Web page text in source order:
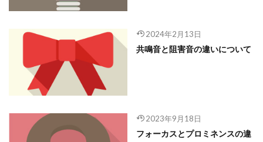
2024年2月13日
共鳴音と阻害音の違いについて
2023年9月18日
フォーカスとプロミネンスの違